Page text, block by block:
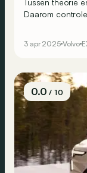
Daarom
van het
3 apr 2025 Volvo
0.0/ 10